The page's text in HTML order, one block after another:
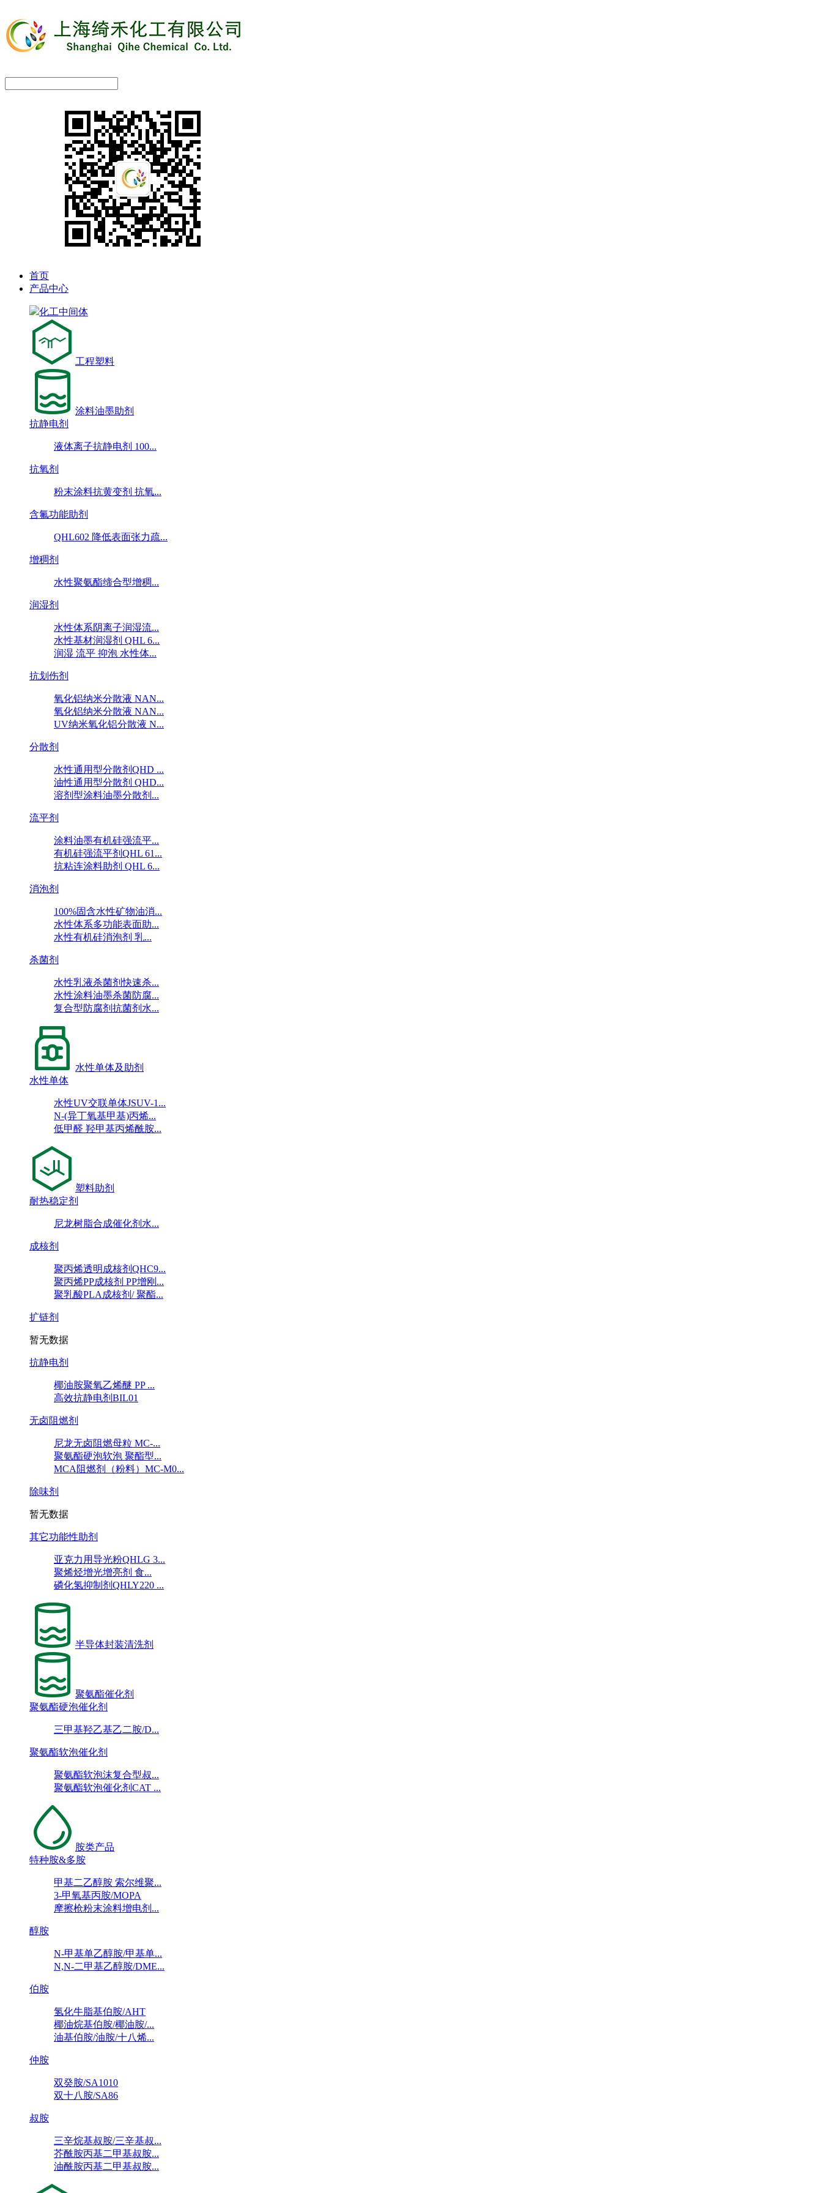
首页
产品中心
化工中间体
工程塑料
涂料油墨助剂
抗静电剂
液体离子抗静电剂 100...
抗氧剂
粉末涂料抗黄变剂 抗氧...
含氟功能助剂
QHL602 降低表面张力疏...
增稠剂
水性聚氨酯缔合型增稠...
润湿剂
水性体系阴离子润湿流...
水性基材润湿剂 QHL 6...
润湿 流平 抑泡 水性体...
抗划伤剂
氧化铝纳米分散液 NAN...
氧化铝纳米分散液 NAN...
UV纳米氧化铝分散液 N...
分散剂
水性通用型分散剂QHD ...
油性通用型分散剂 QHD...
溶剂型涂料油墨分散剂...
流平剂
涂料油墨有机硅强流平...
有机硅强流平剂QHL 61...
抗粘连涂料助剂 QHL 6...
消泡剂
100%固含水性矿物油消...
水性体系多功能表面助...
水性有机硅消泡剂 乳...
杀菌剂
水性乳液杀菌剂快速杀...
水性涂料油墨杀菌防腐...
复合型防腐剂抗菌剂水...
水性单体及助剂
水性单体
水性UV交联单体JSUV-1...
N-(异丁氧基甲基)丙烯...
低甲醛 羟甲基丙烯酰胺...
塑料助剂
耐热稳定剂
尼龙树脂合成催化剂水...
成核剂
聚丙烯透明成核剂QHC9...
聚丙烯PP成核剂 PP增刚...
聚乳酸PLA成核剂/ 聚酯...
扩链剂
暂无数据
抗静电剂
椰油胺聚氧乙烯醚 PP ...
高效抗静电剂BIL01
无卤阻燃剂
尼龙无卤阻燃母粒 MC-...
聚氨酯硬泡软泡 聚酯型...
MCA阻燃剂（粉料）MC-M0...
除味剂
暂无数据
其它功能性助剂
亚克力用导光粉QHLG 3...
聚烯烃增光增亮剂 食...
磷化氢抑制剂QHLY220 ...
半导体封装清洗剂
聚氨酯催化剂
聚氨酯硬泡催化剂
三甲基羟乙基乙二胺/D...
聚氨酯软泡催化剂
聚氨酯软泡沫复合型叔...
聚氨酯软泡催化剂CAT ...
胺类产品
特种胺&多胺
甲基二乙醇胺 索尔维聚...
3-甲氧基丙胺/MOPA
摩擦枪粉末涂料增电剂...
醇胺
N-甲基单乙醇胺/甲基单...
N,N-二甲基乙醇胺/DME...
伯胺
氢化牛脂基伯胺/AHT
椰油烷基伯胺/椰油胺/...
油基伯胺/油胺/十八烯...
仲胺
双癸胺/SA1010
双十八胺/SA86
叔胺
三辛烷基叔胺/三辛基叔...
芥酰胺丙基二甲基叔胺...
油酰胺丙基二甲基叔胺...